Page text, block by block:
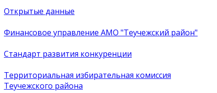
Открытые данные
Финансовое управление АМО "Теучежский район"
Стандарт развития конкуренции
Территориальная избирательная комиссия
Теучежского района